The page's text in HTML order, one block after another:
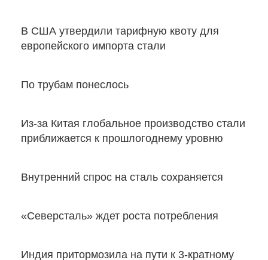
В США утвердили тарифную квоту для
европейского импорта стали
По трубам понеслось
Из-за Китая глобальное производство стали
приближается к прошлогоднему уровню
Внутренний спрос на сталь сохраняется
«Северсталь» ждет роста потребления
Индия притормозила на пути к 3-кратному